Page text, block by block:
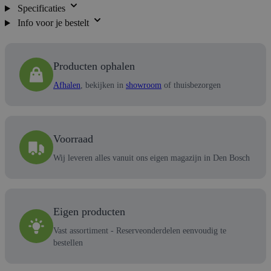
Specificaties
Info voor je bestelt
Producten ophalen
Afhalen, bekijken in showroom of thuisbezorgen
Voorraad
Wij leveren alles vanuit ons eigen magazijn in Den Bosch
Eigen producten
Vast assortiment - Reserveonderdelen eenvoudig te
bestellen